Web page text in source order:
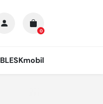
0
BLESKmobil